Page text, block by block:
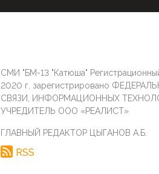
СМИ "БМ-13 "Катюша"
2020 г. зарегистрировано
СВЯЗИ, ИНФОРМАЦИОННЫХ
УЧРЕДИТЕЛЬ ООО «РЕАЛИСТ»
ГЛАВНЫЙ РЕДАКТОР ЦЫГАНОВ А.Б.
RSS